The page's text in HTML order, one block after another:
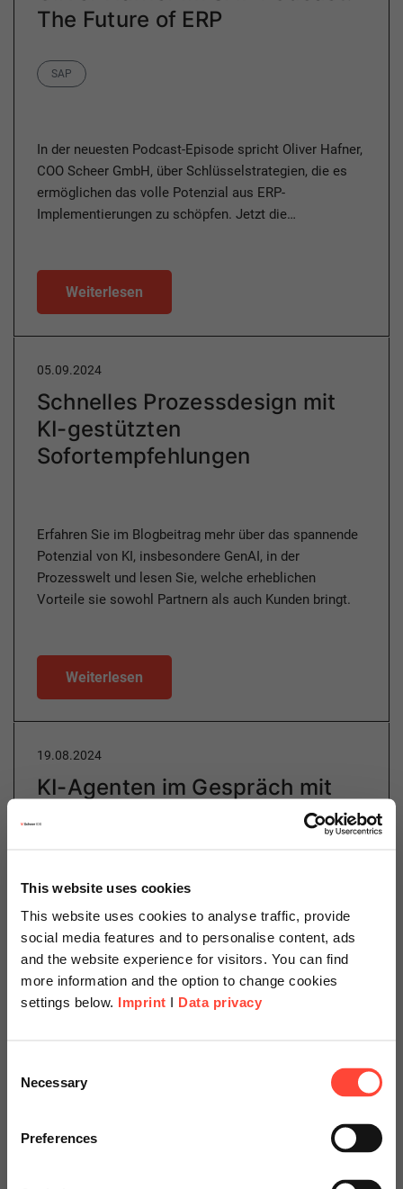
This website uses cookies
This website uses cookies to analyse traffic, provide
social media features and to personalise content, ads
and the website experience for visitors. You can find
more information and the option to change cookies
settings below. Imprint I Data privacy
Selection
Necessary
Preferences
The Future of ERP
Category
SAP
In der neuesten Podcast-Episode spricht Oliver Hafner,
COO Scheer GmbH, über Schlüsselstrategien, die es
ermöglichen das volle Potenzial aus ERP-
Implementierungen zu schöpfen. Jetzt die…
Weiterlesen
05.09.2024
Schnelles Prozessdesign mit
KI-gestützten
Sofortempfehlungen
Erfahren Sie im Blogbeitrag mehr über das spannende
Potenzial von KI, insbesondere GenAI, in der
Prozesswelt und lesen Sie, welche erheblichen
Vorteile sie sowohl Partnern als auch Kunden bringt.
Weiterlesen
19.08.2024
KI-Agenten im Gespräch mit
Scheer und Dr. Wolfram Jost
Lesen Sie hier das Interview auf KI-Agenten mit Prof.
Dr. August-Wilhelm Scheer, Gründer und
Alleingesellschafter der Scheer-Unternehmen und Dr.
Wolfram Jost, Geschäftsführer und CTO der Scheer…
02.08.2024
specially adapted offers and